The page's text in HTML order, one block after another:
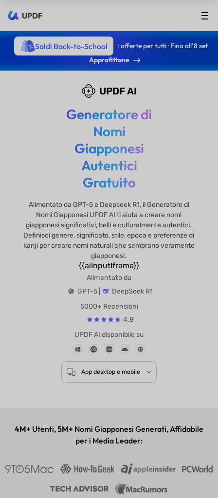
UPDF
Saldi Back-to-School
: offerte per tutti · Fino all’8 set
Approfittane
UPDF AI
Generatore di
Nomi
Giapponesi
Autentici
Gratuito
Alimentato da GPT-5 e Deepseek R1, il Generatore di
Nomi Giapponesi UPDF AI ti aiuta a creare nomi
giapponesi significativi, belli e culturalmente autentici.
Definisci genere, significato, stile, epoca e preferenze di
kanji per creare nomi naturali che sembrano veramente
giapponesi.
{{aiInputIframe}}
Alimentato da
GPT-5 |
DeepSeek R1
5000+ Recensioni
4.8
UPDF AI disponibile su
4M+ Utenti,5M+ Nomi Giapponesi Generati, Affidabile
per i Media Leader: